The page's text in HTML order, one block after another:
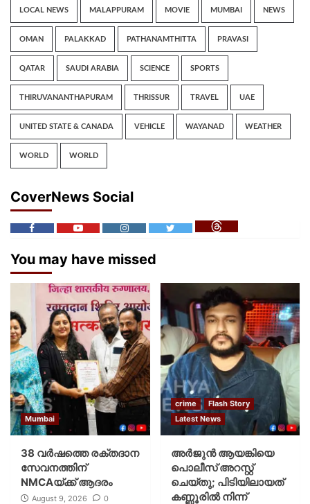
LOCAL NEWS MALAPPURAM MOVIE MUMBAI NEWS
OMAN PALAKKAD PATHANAMTHITTA PRAVASI
QATAR SAUDI ARABIA SCIENCE SPORTS
THIRUVANANTHAPURAM THRISSUR TRAVEL UAE
UNITED STATE & CANADA VEHICLE WAYANAD WEATHER
WORLD WORLD
CoverNews Social
You may have missed
Mumbai
38 വർഷത്തെ രക്തദാന
സേവനത്തിന്
NMCAയ്ക്ക് ആദരം
August 9, 2026 0
crime
Flash Story
Latest News
അർജുൻ ആയങ്കിയെ
പൊലീസ് അറസ്റ്റ്
ചെയ്‌തു; പിടിയിലായത്
കണ്ണൂരിൽ നിന്ന്